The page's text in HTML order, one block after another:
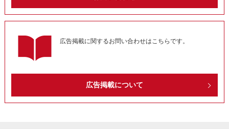
広告掲載に関するお問い合わせはこちらです。
広告掲載について